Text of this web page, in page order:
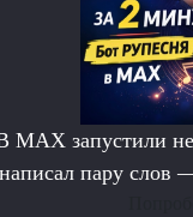
MAX запустили
написал пару слов